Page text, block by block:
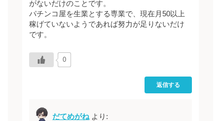
がないだけのことです。
パチンコ屋を生業とする専業で、現在月50以上
稼げていないようであれば努力が足りないだけ
です。
0
返信する
だてめがね より: